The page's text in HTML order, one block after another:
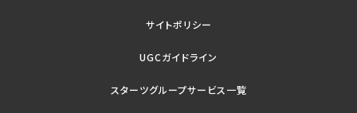
サイトポリシー
UGCガイドライン
スターツグループサービス一覧